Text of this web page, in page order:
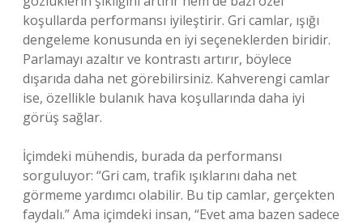
koşullarda performansı iyileştirir. Gri camlar, ışığı
dengeleme konusunda en iyi seçeneklerden biridir.
Parlamayı azaltır ve kontrastı artırır, böylece
dışarıda daha net görebilirsiniz. Kahverengi camlar
ise, özellikle bulanık hava koşullarında daha iyi
görüş sağlar.
İçimdeki mühendis, burada da performansı
sorguluyor: “Gri cam, trafik ışıklarını daha net
görmeme yardımcı olabilir. Bu tip camlar, gerçekten
faydalı.” Ama içimdeki insan, “Evet ama bazen sadece